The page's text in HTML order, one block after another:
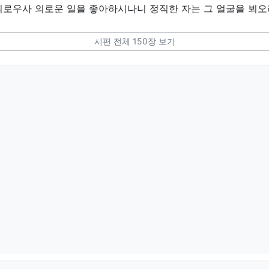
로우사 의로운 일을 좋아하시나니 정직한 자는 그 얼굴을 뵈
시편 전체 150장 보기